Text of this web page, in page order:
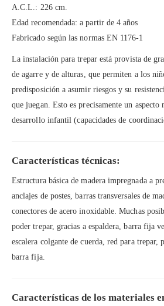
A.C.L.: 226 cm.
Edad recomendada: a partir de 4 años
Fabricado según las normas EN 1176-1
La instalación para trepar está provista de
de agarre y de alturas, que permiten a los
predisposición a asumir riesgos y su
que juegan. Esto es precisamente un
desarrollo infantil (capacidades de
Características técnicas:
Estructura básica de madera impregnada a
anclajes de postes, barras transversales de
conectores de acero inoxidable. Muchas
poder trepar, gracias a espaldera, barra fija
escalera colgante de cuerda, red para trepar,
barra fija.
Características de los materiales